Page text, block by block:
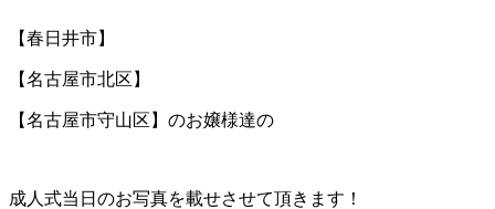
【春日井市】
【名古屋市北区】
【名古屋市守山区】のお嬢様達の
成人式当日のお写真を載せさせて頂きます！